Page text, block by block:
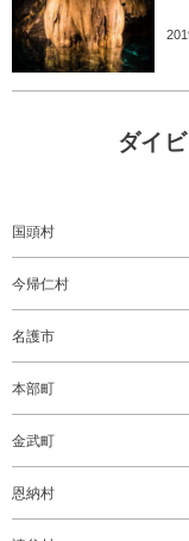
ダイ
国頭村
今帰仁村
名護市
本部町
金武町
恩納村